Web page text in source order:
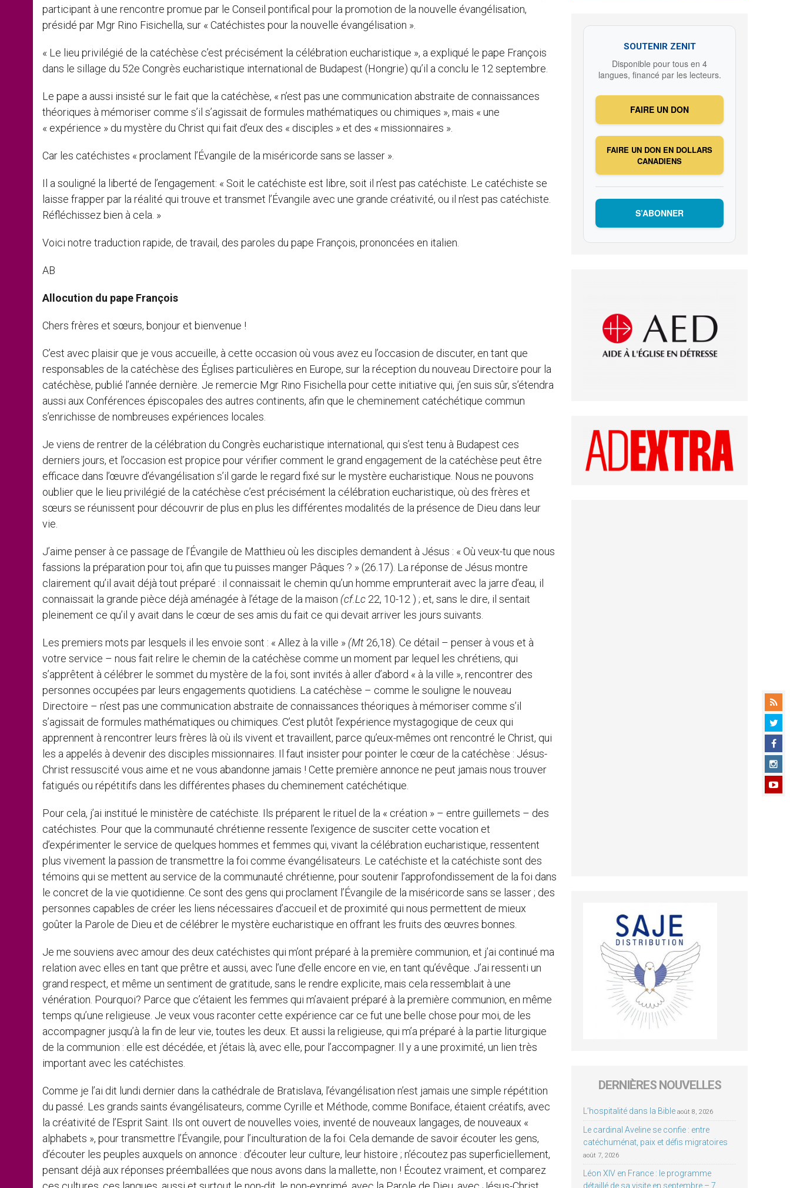
participant à une rencontre promue par le Conseil pontifical pour la promotion de la nouvelle évangélisation,
présidé par Mgr Rino Fisichella, sur « Catéchistes pour la nouvelle évangélisation ».
« Le lieu privilégié de la catéchèse c’est précisément la célébration eucharistique », a expliqué le pape François
dans le sillage du 52e Congrès eucharistique international de Budapest (Hongrie) qu’il a conclu le 12 septembre.
Le pape a aussi insisté sur le fait que la catéchèse, « n’est pas une communication abstraite de connaissances
théoriques à mémoriser comme s’il s’agissait de formules mathématiques ou chimiques », mais « une
« expérience » du mystère du Christ qui fait d’eux des « disciples » et des « missionnaires ».
Car les catéchistes « proclament l’Évangile de la miséricorde sans se lasser ».
Il a souligné la liberté de l’engagement: « Soit le catéchiste est libre, soit il n’est pas catéchiste. Le catéchiste se
laisse frapper par la réalité qui trouve et transmet l’Évangile avec une grande créativité, ou il n’est pas catéchiste.
Réfléchissez bien à cela. »
Voici notre traduction rapide, de travail, des paroles du pape François, prononcées en italien.
AB
Allocution du pape François
Chers frères et sœurs, bonjour et bienvenue !
C’est avec plaisir que je vous accueille, à cette occasion où vous avez eu l’occasion de discuter, en tant que
responsables de la catéchèse des Églises particulières en Europe, sur la réception du nouveau Directoire pour la
catéchèse, publié l’année dernière. Je remercie Mgr Rino Fisichella pour cette initiative qui, j’en suis sûr, s’étendra
aussi aux Conférences épiscopales des autres continents, afin que le cheminement catéchétique commun
s’enrichisse de nombreuses expériences locales.
Je viens de rentrer de la célébration du Congrès eucharistique international, qui s’est tenu à Budapest ces
derniers jours, et l’occasion est propice pour vérifier comment le grand engagement de la catéchèse peut être
efficace dans l’œuvre d’évangélisation s’il garde le regard fixé sur le mystère eucharistique. Nous ne pouvons
oublier que le lieu privilégié de la catéchèse c’est précisément la célébration eucharistique, où des frères et
sœurs se réunissent pour découvrir de plus en plus les différentes modalités de la présence de Dieu dans leur
vie.
J’aime penser à ce passage de l’Évangile de Matthieu où les disciples demandent à Jésus : « Où veux-tu que nous
fassions la préparation pour toi, afin que tu puisses manger Pâques ? » (26.17). La réponse de Jésus montre
clairement qu’il avait déjà tout préparé : il connaissait le chemin qu’un homme emprunterait avec la jarre d’eau, il
connaissait la grande pièce déjà aménagée à l’étage de la maison (cf.Lc 22, 10-12 ) ; et, sans le dire, il sentait
pleinement ce qu’il y avait dans le cœur de ses amis du fait ce qui devait arriver les jours suivants.
Les premiers mots par lesquels il les envoie sont : « Allez à la ville » (Mt 26,18). Ce détail – penser à vous et à
votre service – nous fait relire le chemin de la catéchèse comme un moment par lequel les chrétiens, qui
s’apprêtent à célébrer le sommet du mystère de la foi, sont invités à aller d’abord « à la ville », rencontrer des
personnes occupées par leurs engagements quotidiens. La catéchèse – comme le souligne le nouveau
Directoire – n’est pas une communication abstraite de connaissances théoriques à mémoriser comme s’il
s’agissait de formules mathématiques ou chimiques. C’est plutôt l’expérience mystagogique de ceux qui
apprennent à rencontrer leurs frères là où ils vivent et travaillent, parce qu’eux-mêmes ont rencontré le Christ, qui
les a appelés à devenir des disciples missionnaires. Il faut insister pour pointer le cœur de la catéchèse : Jésus-
Christ ressuscité vous aime et ne vous abandonne jamais ! Cette première annonce ne peut jamais nous trouver
fatigués ou répétitifs dans les différentes phases du cheminement catéchétique.
Pour cela, j’ai institué le ministère de catéchiste. Ils préparent le rituel de la « création » – entre guillemets – des
catéchistes. Pour que la communauté chrétienne ressente l’exigence de susciter cette vocation et
d’expérimenter le service de quelques hommes et femmes qui, vivant la célébration eucharistique, ressentent
plus vivement la passion de transmettre la foi comme évangélisateurs. Le catéchiste et la catéchiste sont des
témoins qui se mettent au service de la communauté chrétienne, pour soutenir l’approfondissement de la foi dans
le concret de la vie quotidienne. Ce sont des gens qui proclament l’Évangile de la miséricorde sans se lasser ; des
personnes capables de créer les liens nécessaires d’accueil et de proximité qui nous permettent de mieux
goûter la Parole de Dieu et de célébrer le mystère eucharistique en offrant les fruits des œuvres bonnes.
Je me souviens avec amour des deux catéchistes qui m’ont préparé à la première communion, et j’ai continué ma
relation avec elles en tant que prêtre et aussi, avec l’une d’elle encore en vie, en tant qu’évêque. J’ai ressenti un
grand respect, et même un sentiment de gratitude, sans le rendre explicite, mais cela ressemblait à une
vénération. Pourquoi? Parce que c’étaient les femmes qui m’avaient préparé à la première communion, en même
temps qu’une religieuse. Je veux vous raconter cette expérience car ce fut une belle chose pour moi, de les
accompagner jusqu’à la fin de leur vie, toutes les deux. Et aussi la religieuse, qui m’a préparé à la partie liturgique
de la communion : elle est décédée, et j’étais là, avec elle, pour l’accompagner. Il y a une proximité, un lien très
important avec les catéchistes.
Comme je l’ai dit lundi dernier dans la cathédrale de Bratislava, l’évangélisation n’est jamais une simple répétition
du passé. Les grands saints évangélisateurs, comme Cyrille et Méthode, comme Boniface, étaient créatifs, avec
la créativité de l’Esprit Saint. Ils ont ouvert de nouvelles voies, inventé de nouveaux langages, de nouveaux «
alphabets », pour transmettre l’Évangile, pour l’inculturation de la foi. Cela demande de savoir écouter les gens,
d’écouter les peuples auxquels on annonce : d’écouter leur culture, leur histoire ; n’écoutez pas superficiellement,
pensant déjà aux réponses préemballées que nous avons dans la mallette, non ! Écoutez vraiment, et comparez
SOUTENIR ZENIT
Disponible pour tous en 4
langues, financé par les lecteurs.
FAIRE UN DON
FAIRE UN DON EN DOLLARS
CANADIENS
S’ABONNER
DERNIÈRES NOUVELLES
L’hospitalité dans la Bible août 8, 2026
Le cardinal Aveline se confie : entre
catéchuménat, paix et défis migratoires
août 7, 2026
Léon XIV en France : le programme
détaillé de sa visite en septembre – 7